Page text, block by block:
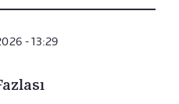
- 13:29